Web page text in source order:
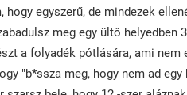
egyszerű, de mindezek
meg egy ültő helyedben
a folyadék pótlására, ami
"b*ssza meg, hogy nem ad